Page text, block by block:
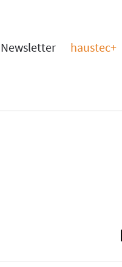
Newsletter haustec+